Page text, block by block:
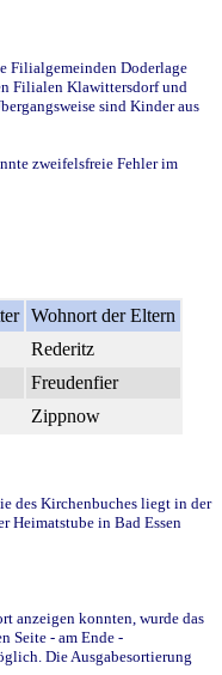
Filialgemeinden Doderlage
Filialen Klawittersdorf und
sind Kinder aus
zweifelsfreie Fehler im
Wohnort der Eltern
Rederitz
Freudenfier
Zippnow
des Kirchenbuches liegt in der
Heimatstube in Bad Essen
anzeigen konnten, wurde das
Seite - am Ende -
Die Ausgabesortierung